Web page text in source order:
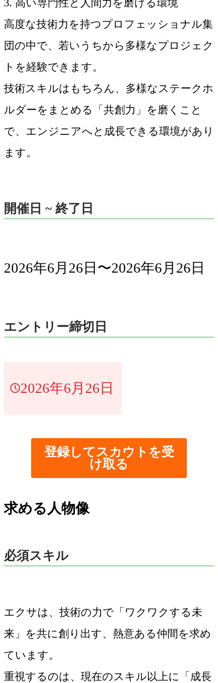
3. 高い専門性と人間力を磨ける環境
高度な技術力を持つプロフェッショナル集
団の中で、若いうちから多様なプロジェク
トを経験できます。
技術スキルはもちろん、多様なステークホ
ルダーをまとめる「共創力」を磨くこと
で、エンジニアへと成長できる環境があり
ます。
開催日 ~ 終了日
2026年6月26日〜2026年6月26日
エントリー締切日
2026年6月26日
登録してスカウトを受
け取る
求める人物像
必須スキル
エクサは、技術の力で「ワクワクする未
来」を共に創り出す、熱意ある仲間を求め
ています。
重視するのは、現在のスキル以上に「成長